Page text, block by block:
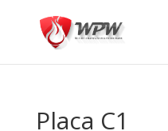
Placa C1